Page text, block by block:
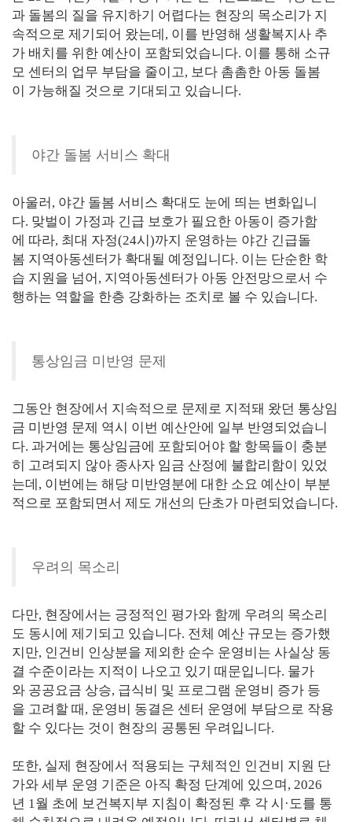
과 돌봄의 질을 유지하기 어렵다는 현장의 목소리가 지
속적으로 제기되어 왔는데, 이를 반영해 생활복지사 추
가 배치를 위한 예산이 포함되었습니다. 이를 통해 소규
모 센터의 업무 부담을 줄이고, 보다 촘촘한 아동 돌봄
이 가능해질 것으로 기대되고 있습니다.
야간 돌봄 서비스 확대
아울러, 야간 돌봄 서비스 확대도 눈에 띄는 변화입니
다. 맞벌이 가정과 긴급 보호가 필요한 아동이 증가함
에 따라, 최대 자정(24시)까지 운영하는 야간 긴급돌
봄 지역아동센터가 확대될 예정입니다. 이는 단순한 학
습 지원을 넘어, 지역아동센터가 아동 안전망으로서 수
행하는 역할을 한층 강화하는 조치로 볼 수 있습니다.
통상임금 미반영 문제
그동안 현장에서 지속적으로 문제로 지적돼 왔던 통상임
금 미반영 문제 역시 이번 예산안에 일부 반영되었습니
다. 과거에는 통상임금에 포함되어야 할 항목들이 충분
히 고려되지 않아 종사자 임금 산정에 불합리함이 있었
는데, 이번에는 해당 미반영분에 대한 소요 예산이 부분
적으로 포함되면서 제도 개선의 단초가 마련되었습니다.
우려의 목소리
다만, 현장에서는 긍정적인 평가와 함께 우려의 목소리
도 동시에 제기되고 있습니다. 전체 예산 규모는 증가했
지만, 인건비 인상분을 제외한 순수 운영비는 사실상 동
결 수준이라는 지적이 나오고 있기 때문입니다. 물가
와 공공요금 상승, 급식비 및 프로그램 운영비 증가 등
을 고려할 때, 운영비 동결은 센터 운영에 부담으로 작용
할 수 있다는 것이 현장의 공통된 우려입니다.
또한, 실제 현장에서 적용되는 구체적인 인건비 지원 단
가와 세부 운영 기준은 아직 확정 단계에 있으며, 2026
년 1월 초에 보건복지부 지침이 확정된 후 각 시·도를 통